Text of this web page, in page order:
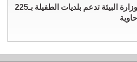
وزارة البيئة تدعم بلديات الطفيلة بـ225
حاوية